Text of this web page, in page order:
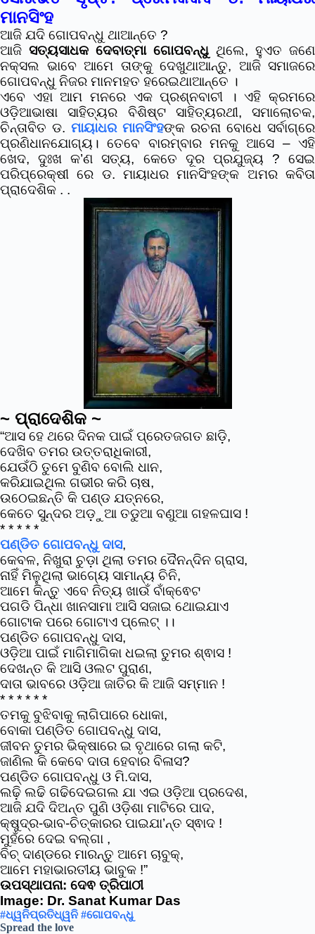
ମାନସିଂହ
ଆଜି ଯଦି ଗୋପବନ୍ଧୁ ଥାଆନ୍ତେ ?
ଆଜି ସତ୍ୟସାଧକ ଦେବାତ୍ମା ଗୋପବନ୍ଧୁ ଥିଲେ, ହୁଏତ ଜଣେ
ନକ୍ସଲ ଭାବେ ଆମେ ତାଙ୍କୁ ଦେଖୁଥାଆନ୍ତୁ, ଆଜି ସମାଜରେ
ଗୋପବନ୍ଧୁ ନିଜର ମାନମହତ ହରେଇଥାଆନ୍ତେ ।
ଏବେ ଏହା ଆମ ମନରେ ଏକ ପ୍ରଶ୍ନବାଚୀ । ଏହି କ୍ରମରେ
ଓଡ଼ିଆଭାଷା ସାହିତ୍ୟର ବିଶିଷ୍ଟ ସାହିତ୍ୟରଥୀ, ସମାଲୋଚକ,
ଚିନ୍ତାବିତ ଡ. ମାୟାଧର ମାନସିଂହଙ୍କ ରଚନା ବୋଧେ ସର୍ବାଗ୍ରେ
ପ୍ରଣିଧାନଯୋଗ୍ୟ। ତେବେ ବାରମ୍ବାର ମନକୁ ଆସେ – ଏହି
ଖେଦ, ଦୁଃଖ କ’ଣ ସତ୍ୟ, କେତେ ଦୂର ପ୍ରଯୁଜ୍ୟ ? ସେଇ
ପରିପ୍ରେକ୍ଷୀ ରେ ଡ. ମାୟାଧର ମାନସିଂହଙ୍କ ଅମର କବିତା
ପ୍ରାଦେଶିକ . .
~ ପ୍ରାଦେଶିକ ~
“ଆସ ହେ ଥରେ ଦିନକ ପାଇଁ ପ୍ରେତଜଗତ ଛାଡ଼ି,
ଦେଖିବ ତମର ଉତ୍ତରାଧିକାରୀ,
ଯେଉଁଠି ତୁମେ ବୁଣିବ ବୋଲି ଧାନ,
କରିଯାଇଥିଲ ଗଭୀର କରି ଚାଷ,
ଉଠେଇଛନ୍ତି କି ପଣ୍ଡ ଯତ୍ନରେ,
କେତେ ସୁନ୍ଦର ଅଡ଼ୁଆ ତଡୁଆ ବଣୁଆ ଗହଳଘାସ !
* * * * *
ପଣ୍ଡିତ ଗୋପବନ୍ଧୁ ଦାସ,
କେବଳ, ନିଖୁରା ଚୁଡ଼ା ଥିଲା ତମର ଦୈନନ୍ଦିନ ଗ୍ରାସ,
ନାହିଁ ମିଳୁଥିଲା ଭାଗ୍ୟେ ସାମାନ୍ୟ ଚିନି,
ଆମେ କିନ୍ତୁ ଏବେ ନିତ୍ୟ ଖାଉଁ ବାଁକ୍ଵେଟ
ପଗଡି ପିନ୍ଧା ଖାନସାମା ଆସି ସଜାଇ ଥୋଇଯାଏ
ଗୋଟାକ ପରେ ଗୋଟାଏ ପ୍ଲେଟ୍ ।।
ପଣ୍ଡିତ ଗୋପବନ୍ଧୁ ଦାସ,
ଓଡ଼ିଆ ପାଇଁ ମାଗିମାଗିକା ଧଇଲା ତୁମର ଶ୍ଵାସ !
ଦେଖନ୍ତ କି ଆସି ଓଲଟ ପୁରାଣ,
ଦାତା ଭାବରେ ଓଡ଼ିଆ ଜାତିର କି ଆଜି ସମ୍ମାନ !
* * * * * *
ତମକୁ ବୁଝିବାକୁ ଲାଗିପାରେ ଧୋକା,
ବୋକା ପଣ୍ଡିତ ଗୋପବନ୍ଧୁ ଦାସ,
ଜୀବନ ତୁମର ଭିକ୍ଷାରେ ଇ ବୃଥାରେ ଗଲା କଟି,
ଜାଣିଲ କି କେବେ ଦାତା ହେବାର ବିଳାସ?
ପଣ୍ଡିତ ଗୋପବନ୍ଧୁ ଓ ମି.ଦାସ,
ଲଢ଼ି ଲଢି ଗଢିଦେଇଗଲ ଯା ଏଇ ଓଡ଼ିଆ ପ୍ରଦେଶ,
ଆଜି ଯଦି ଦିଅନ୍ତ ପୁଣି ଓଡ଼ିଶା ମାଟିରେ ପାଦ,
କ୍ଷୁଦ୍ର-ଭାବ-ଚିତ୍କାରର ପାଇଯା’ନ୍ତ ସ୍ଵାଦ !
ମୁହଁରେ ଦେଇ ବଲ୍ଗା ,
ବିଚ୍ ଦାଣ୍ଡରେ ମାରନ୍ତୁ ଆମେ ଚାବୁକ୍,
ଆମେ ମହାଭାରତୀୟ ଭାବୁକ !”
ଉପସ୍ଥାପନା: ଦେଵ ତ୍ରିପାଠୀ
Image: Dr. Sanat Kumar Das
#ଧ୍ୱନିପ୍ରତିଧ୍ୱନି #ଗୋପବନ୍ଧୁ
Spread the love